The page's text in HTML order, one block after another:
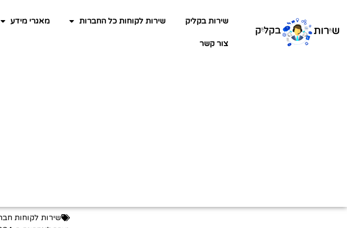
שירות בקליק שירות לקוחות כל החברות מאגרי מידע
צור קשר
שירות לקוחות